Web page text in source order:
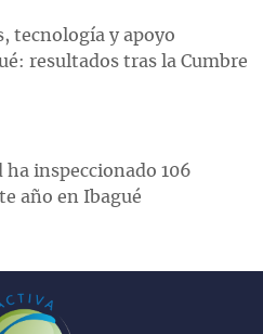
tecnología y apoyo
resultados tras la Cumbre
ha inspeccionado 106
año en Ibagué